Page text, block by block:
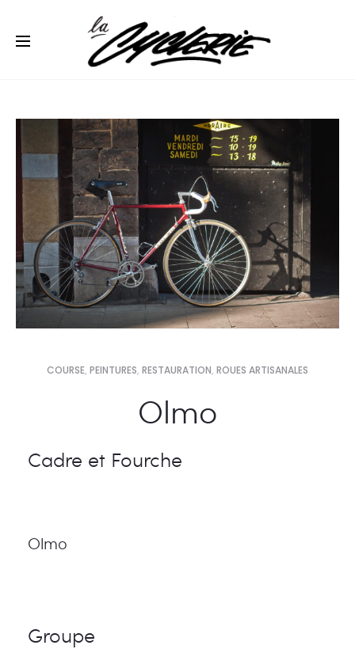
COURSE, PEINTURES, RESTAURATION, ROUES ARTISANALES
Olmo
Cadre et Fourche
Olmo
Groupe